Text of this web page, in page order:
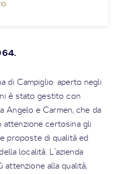
di Campiglio: aperto negli
è stato gestito con
Angelo e Carmen, che da
attenzione certosina gli
proposte di qualità ed
località. L’azienda
attenzione alla qualità,